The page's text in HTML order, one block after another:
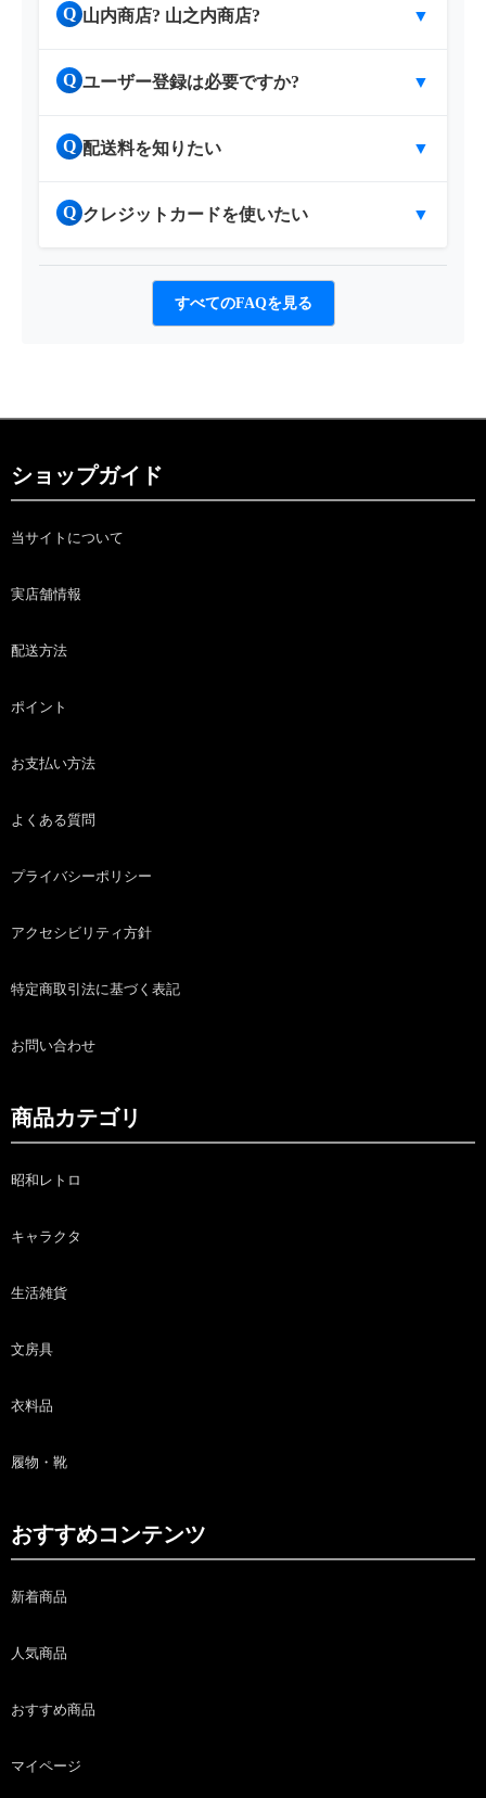
Q 山内商店? 山之内商店? ▼
Q ユーザー登録は必要ですか? ▼
Q 配送料を知りたい ▼
Q クレジットカードを使いたい ▼
すべてのFAQを見る
ショップガイド
当サイトについて
実店舗情報
配送方法
ポイント
お支払い方法
よくある質問
プライバシーポリシー
アクセシビリティ方針
特定商取引法に基づく表記
お問い合わせ
商品カテゴリ
昭和レトロ
キャラクタ
生活雑貨
文房具
衣料品
履物・靴
おすすめコンテンツ
新着商品
人気商品
おすすめ商品
マイページ